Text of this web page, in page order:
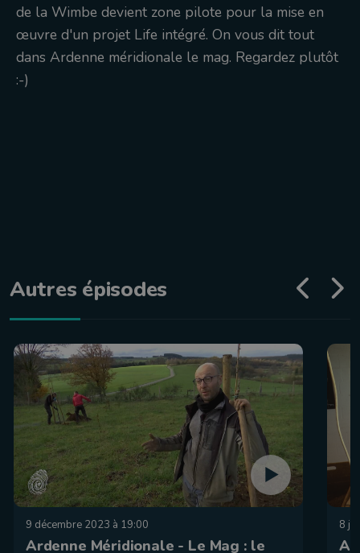
de la Wimbe devient zone pilote pour la mise en
œuvre d'un projet Life intégré. On vous dit tout
dans Ardenne méridionale le mag. Regardez plutôt
:-)
Autres épisodes
9 décembre 2023 à 19:00
Ardenne Méridionale - Le Mag : le
8